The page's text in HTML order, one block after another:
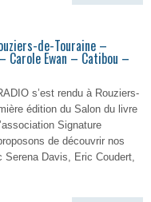
de-Touraine –
Carole Ewan – Catibou –
s’est rendu à Rouziers-
édition du Salon du livre
Signature
de découvrir nos
Serena Davis, Eric Coudert,